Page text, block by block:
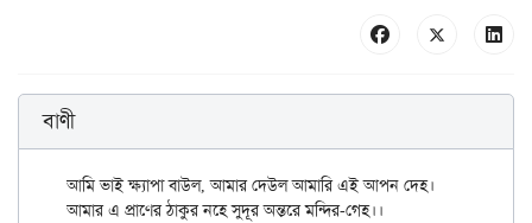
বাণী
আমি ভাই ক্ষ্যাপা বাউল, আমার দেউল আমারি এই আপন দেহ।
আমার এ প্রাণের ঠাকুর নহে সুদূর অন্তরে মন্দির-গেহ।।